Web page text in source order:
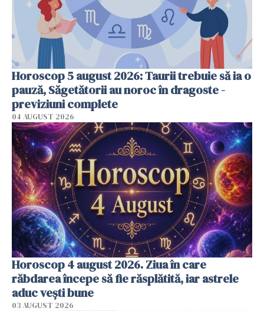
Horoscop 5 august 2026: Taurii trebuie să ia o
pauză, Săgetătorii au noroc în dragoste -
previziuni complete
04 AUGUST 2026
Horoscop 4 august 2026. Ziua în care
răbdarea începe să fie răsplătită, iar astrele
aduc vești bune
03 AUGUST 2026